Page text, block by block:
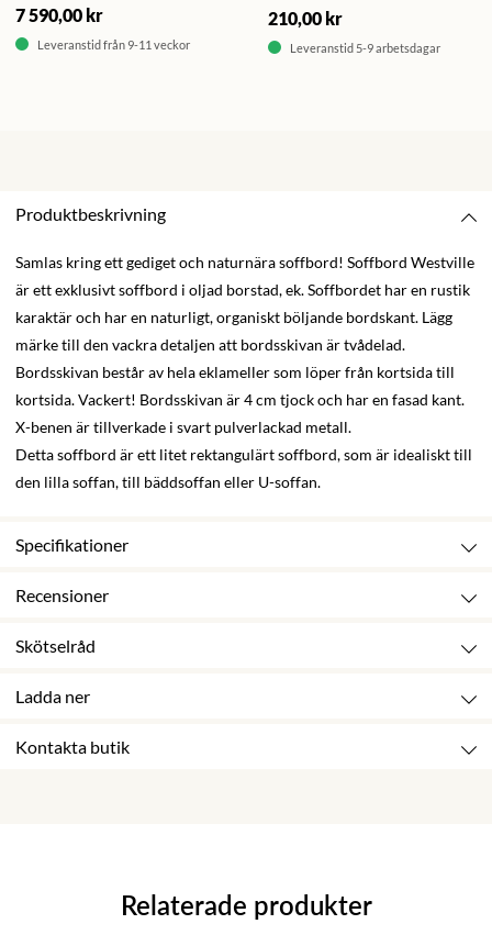
7 590,00 kr
Leveranstid från 9-11 veckor
210,00 kr
Leveranstid 5-9 arbetsdagar
Produktbeskrivning
Samlas kring ett gediget och naturnära soffbord! Soffbord Westville
är ett exklusivt soffbord i oljad borstad, ek. Soffbordet har en rustik
karaktär och har en naturligt, organiskt böljande bordskant. Lägg
märke till den vackra detaljen att bordsskivan är tvådelad.
Bordsskivan består av hela eklameller som löper från kortsida till
kortsida. Vackert! Bordsskivan är 4 cm tjock och har en fasad kant.
X-benen är tillverkade i svart pulverlackad metall.
Detta soffbord är ett litet rektangulärt soffbord, som är idealiskt till
den lilla soffan, till bäddsoffan eller U-soffan.
Specifikationer
Recensioner
Skötselråd
Ladda ner
Kontakta butik
Relaterade produkter